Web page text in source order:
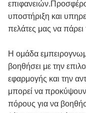
υποστήριξη και
πελάτες μας να
Η ομάδα
βοηθήσει με την
εφαρμογής και την
μπορεί να
πόρους για να